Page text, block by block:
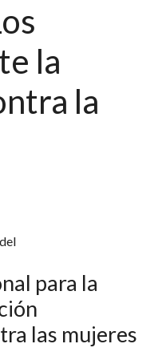
la
la
para la
las mujeres